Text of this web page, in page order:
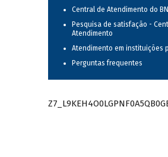
Central de Atendimento do
Pesquisa de satisfação -
Atendimento
Atendimento em instituições
Perguntas frequentes